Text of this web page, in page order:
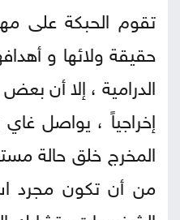
تقوم الحبكة على
حقيقة ولائها و
الدرامية ، إلا أن
إخراجياً ، يواصل
المخرج خلق حالة
من أن تكون مجرد